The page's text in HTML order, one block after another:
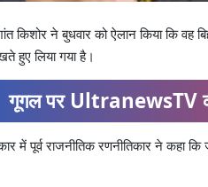
किशोर ने बुधवार को ऐलान किया कि वह
हुए लिया गया है।
गूगल पर UltranewsTV को
में पूर्व राजनीतिक रणनीतिकार ने